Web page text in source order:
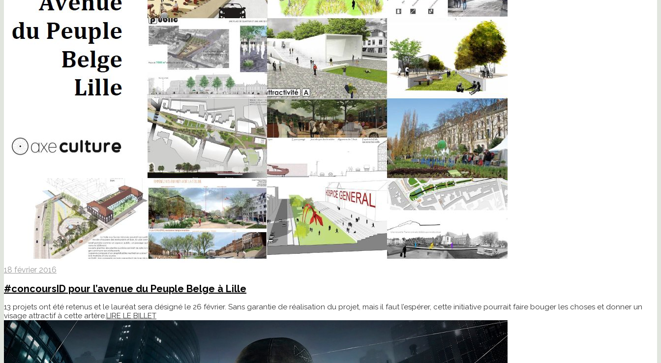
18 février 2016
#concoursID pour l’avenue du Peuple Belge à Lille
13 projets ont été retenus et le lauréat sera désigné le 26 février. Sans garantie de réalisation du projet, mais il faut l’espérer, cette initiative pourrait faire bouger les choses et donner un
visage attractif à cette artère.LIRE LE BILLET